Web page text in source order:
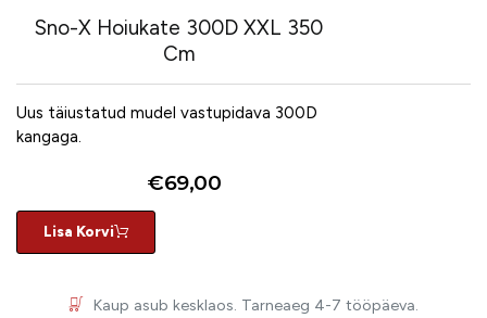
Sno-X Hoiukate 300D XXL 350
Cm
Uus täiustatud mudel vastupidava 300D
kangaga.
€69,00
Lisa Korvi
Kaup asub kesklaos. Tarneaeg 4-7 tööpäeva.